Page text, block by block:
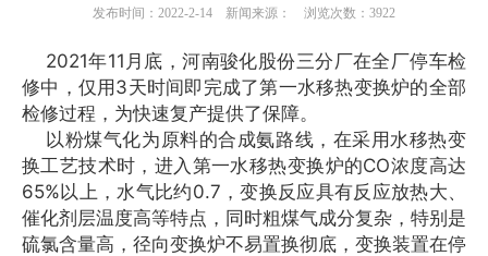
发布时间：2022-2-14 新闻来源： 浏览次数：3922
2021年11月底，河南骏化股份三分厂在全厂停车检
修中，仅用3天时间即完成了第一水移热变换炉的全部
检修过程，为快速复产提供了保障。
以粉煤气化为原料的合成氨路线，在采用水移热变
换工艺技术时，进入第一水移热变换炉的CO浓度高达
65%以上，水气比约0.7，变换反应具有反应放热大、
催化剂层温度高等特点，同时粗煤气成分复杂，特别是
硫氯含量高，径向变换炉不易置换彻底，变换装置在停